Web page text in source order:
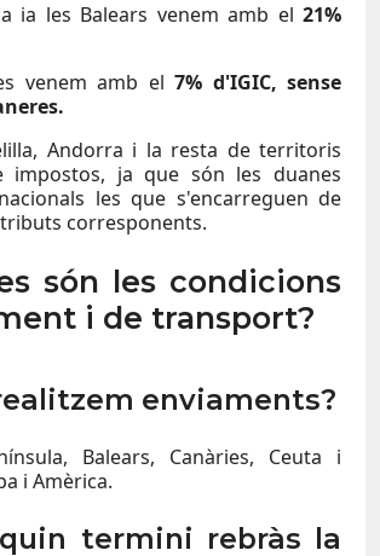
ia les Balears venem amb el 21%
venem amb el 7% d'IGIC, sense
Andorra i la resta de territoris
impostos, ja que són les duanes
les que s'encarreguen de
corresponents.
són les condicions
i de transport?
enviaments?
Balears, Canàries, Ceuta i
i Amèrica.
termini rebràs la